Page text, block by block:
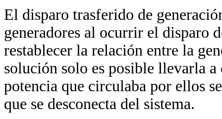
El disparo trasferido de
generadores al ocurrir el disparo
restablecer la relación entre la
solución solo es posible llevarla
potencia que circulaba por ellos
que se desconecta del sistema.